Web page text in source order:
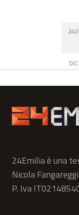
240
DIC
24Emilia è una
Nicola Fangareggi
P. Iva